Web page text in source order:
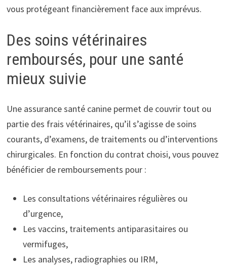
vous protégeant financièrement face aux imprévus.
Des soins vétérinaires
remboursés, pour une santé
mieux suivie
Une assurance santé canine permet de couvrir tout ou
partie des frais vétérinaires, qu’il s’agisse de soins
courants, d’examens, de traitements ou d’interventions
chirurgicales. En fonction du contrat choisi, vous pouvez
bénéficier de remboursements pour :
Les consultations vétérinaires régulières ou
d’urgence,
Les vaccins, traitements antiparasitaires ou
vermifuges,
Les analyses, radiographies ou IRM,